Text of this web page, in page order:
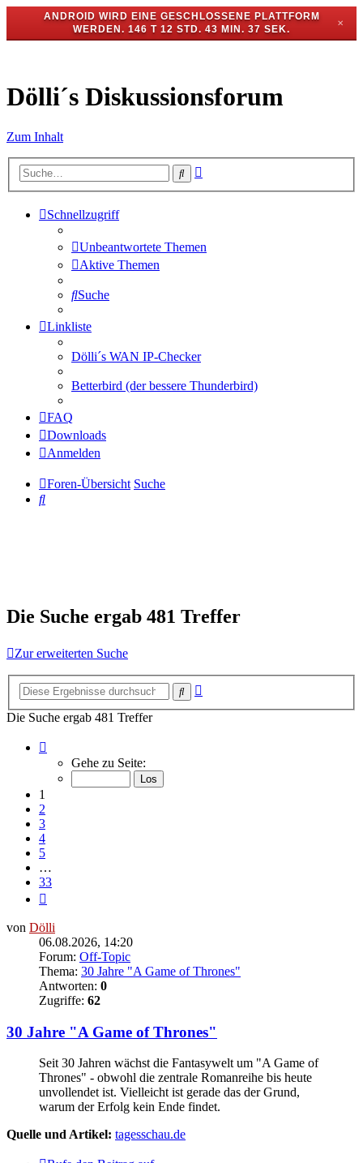
ANDROID WIRD EINE GESCHLOSSENE PLATTFORM
WERDEN. 146 T 12 STD. 43 MIN. 36 SEK.
✕
Dölli´s Diskussionsforum
Zum Inhalt
Suche
Schnellzugriff
Unbeantwortete Themen
Aktive Themen
Suche
Linkliste
Dölli´s WAN IP-Checker
Betterbird (der bessere Thunderbird)
FAQ
Downloads
Anmelden
Foren-Übersicht Suche
Suche
Die Suche ergab 481 Treffer
Zur erweiterten Suche
Suche
Die Suche ergab 481 Treffer
von
Gehe zu Seite:
1
2
3
4
5
…
33
von Dölli
06.08.2026, 14:20
Forum: Off-Topic
Thema: 30 Jahre "A Game of Thrones"
Antworten: 0
Zugriffe: 62
30 Jahre "A Game of Thrones"
Seit 30 Jahren wächst die Fantasywelt um "A Game of
Thrones" - obwohl die zentrale Romanreihe bis heute
unvollendet ist. Vielleicht ist gerade das der Grund,
warum der Erfolg kein Ende findet.
Quelle und Artikel: tagesschau.de